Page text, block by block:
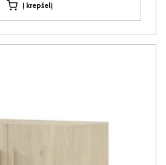
Į krepšelį